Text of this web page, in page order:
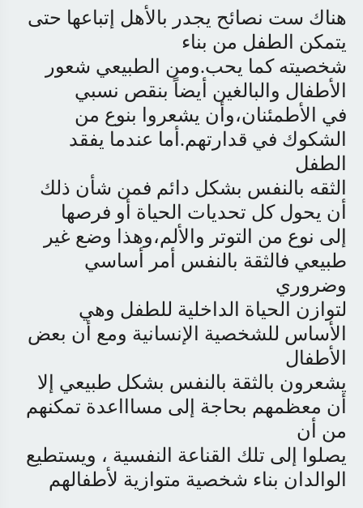
هناك ست نصائح يجدر بالأهل إتباعها حتى
يتمكن الطفل من بناء
شخصيته كما يحب.ومن الطبيعي شعور
الأطفال والبالغين أيضاً بنقص نسبي
في الأطمئنان،وأن يشعروا بنوع من
الشكوك في قدارتهم.أما عندما يفقد
الطفل
الثقه بالنفس بشكل دائم فمن شأن ذلك
أن يحول كل تحديات الحياة أو فرصها
إلى نوع من التوتر والألم،وهذا وضع غير
طبيعي فالثقة بالنفس أمر أساسي
وضروري
لتوازن الحياة الداخلية للطفل وهي
الأساس للشخصية الإنسانية ومع أن بعض
الأطفال
يشعرون بالثقة بالنفس بشكل طبيعي إلا
أن معظمهم بحاجة إلى مساااعدة تمكنهم
من أن
يصلوا إلى تلك القناعة النفسية ، ويستطيع
الوالدان بناء شخصية متوازية لأطفالهم